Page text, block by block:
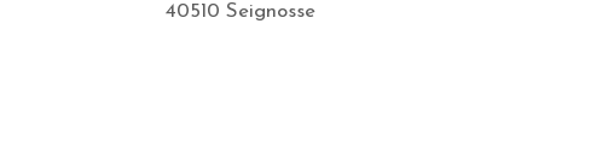
40510 Seignosse